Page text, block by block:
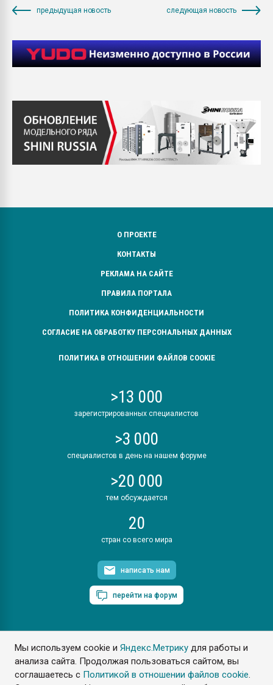
Мы используем cookie иЯндекс.Метрику для работы и
анализа сайта. Продолжая пользоваться сайтом, вы
соглашаетесь с Политикой в отношении файлов cookie.
предыдущая новость следующая новость
О ПРОЕКТЕ
КОНТАКТЫ
РЕКЛАМА НА САЙТЕ
ПРАВИЛА ПОРТАЛА
ПОЛИТИКА КОНФИДЕНЦИАЛЬНОСТИ
СОГЛАСИЕ НА ОБРАБОТКУ ПЕРСОНАЛЬНЫХ ДАННЫХ
ПОЛИТИКА В ОТНОШЕНИИ ФАЙЛОВ COOKIE
>13 000
зарегистрированных специалистов
>3 000
специалистов в день на нашем форуме
>20 000
тем обсуждается
20
стран со всего мира
написать нам
перейти на форум
ПластЭксперт © 2006. Все права защищены
Разрешается копирование материалов сайта с обязательной
ссылкой на www.e-plastic.ru